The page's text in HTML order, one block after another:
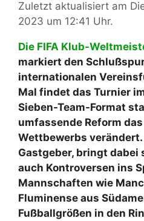
Zuletzt aktualisiert am
2023 um 12:41 Uhr.
Die FIFA Klub-
markiert den
internationalen
Mal findet das Turnier
Sieben-Team-Format
umfassende Reform
Wettbewerbs
Gastgeber, bringt dabei
auch Kontroversen ins
Mannschaften wie
Fluminense aus
Fußballgrößen in den